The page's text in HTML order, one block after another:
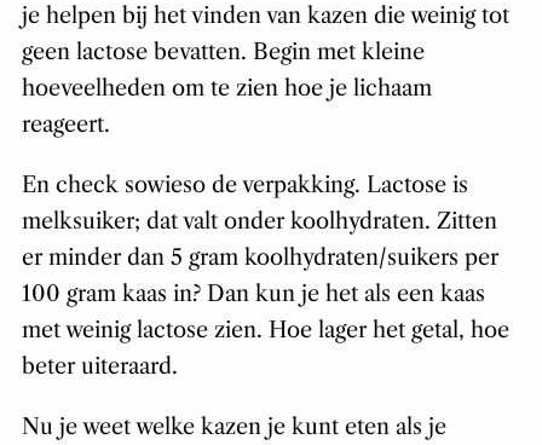
je helpen bij het vinden van kazen die weinig tot
geen lactose bevatten. Begin met kleine
hoeveelheden om te zien hoe je lichaam
reageert.
En check sowieso de verpakking. Lactose is
melksuiker; dat valt onder koolhydraten. Zitten
er minder dan 5 gram koolhydraten/suikers per
100 gram kaas in? Dan kun je het als een kaas
met weinig lactose zien. Hoe lager het getal, hoe
beter uiteraard.
Nu je weet welke kazen je kunt eten als je